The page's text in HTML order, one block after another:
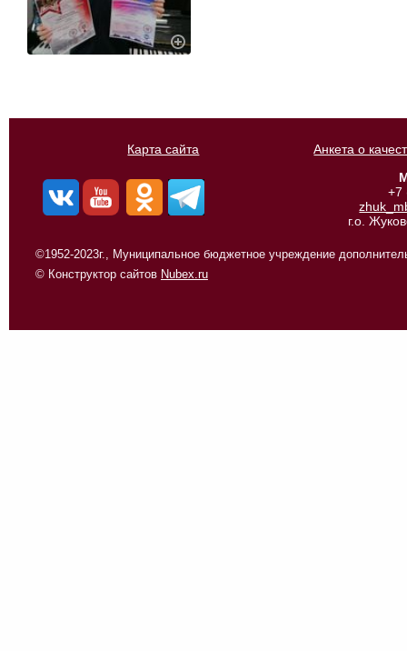
Карта сайта
Анкета о
+7
г.о.
©1952-2023г., Муниципальное бюджетное учреждение
© Конструктор сайтов Nubex.ru